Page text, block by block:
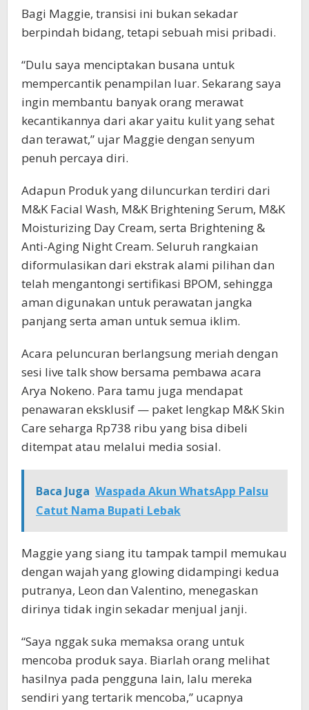
Bagi Maggie, transisi ini bukan sekadar
berpindah bidang, tetapi sebuah misi pribadi.
“Dulu saya menciptakan busana untuk
mempercantik penampilan luar. Sekarang saya
ingin membantu banyak orang merawat
kecantikannya dari akar yaitu kulit yang sehat
dan terawat,” ujar Maggie dengan senyum
penuh percaya diri.
Adapun Produk yang diluncurkan terdiri dari
M&K Facial Wash, M&K Brightening Serum, M&K
Moisturizing Day Cream, serta Brightening &
Anti-Aging Night Cream. Seluruh rangkaian
diformulasikan dari ekstrak alami pilihan dan
telah mengantongi sertifikasi BPOM, sehingga
aman digunakan untuk perawatan jangka
panjang serta aman untuk semua iklim.
Acara peluncuran berlangsung meriah dengan
sesi live talk show bersama pembawa acara
Arya Nokeno. Para tamu juga mendapat
penawaran eksklusif — paket lengkap M&K Skin
Care seharga Rp738 ribu yang bisa dibeli
ditempat atau melalui media sosial.
Baca Juga Waspada Akun WhatsApp Palsu
Catut Nama Bupati Lebak
Maggie yang siang itu tampak tampil memukau
dengan wajah yang glowing didampingi kedua
putranya, Leon dan Valentino, menegaskan
dirinya tidak ingin sekadar menjual janji.
“Saya nggak suka memaksa orang untuk
mencoba produk saya. Biarlah orang melihat
hasilnya pada pengguna lain, lalu mereka
sendiri yang tertarik mencoba,” ucapnya